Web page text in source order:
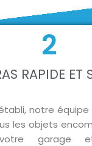
RAPIDE ET
2
notre
les objets
garage